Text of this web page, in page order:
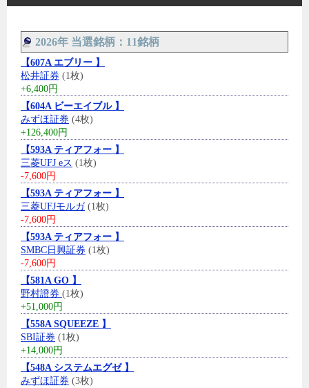
2026年 当選銘柄：11銘柄
【607A エブリー 】
松井証券 (1枚)
+6,400円
【604A ビーエイブル 】
みずほ証券 (4枚)
+126,400円
【593A ティアフォー 】
三菱UFJ eス (1枚)
-7,600円
【593A ティアフォー 】
三菱UFJモルガ(1枚)
-7,600円
【593A ティアフォー 】
SMBC日興証券 (1枚)
-7,600円
【581A GO 】
野村證券 (1枚)
+51,000円
【558A SQUEEZE 】
SBI証券 (1枚)
+14,000円
【548A システムエグゼ 】
みずほ証券 (3枚)